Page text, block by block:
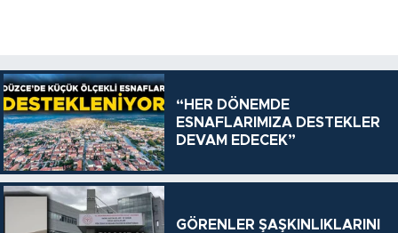
“HER DÖNEMDE
ESNAFLARIMIZA DESTEKLER
DEVAM EDECEK”
GÖRENLER ŞAŞKINLIKLARINI